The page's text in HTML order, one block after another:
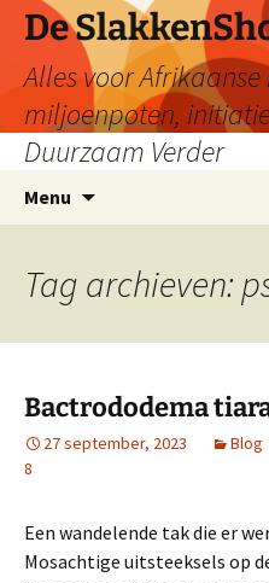
De
Alles voor
miljoenpoten,
Duurzaam Verder
Menu
inhoud
Tag archieven:
Bactrododema
27 september, 2023 Blog
8
Een wandelende tak die er
Mosachtige uitsteeksels op